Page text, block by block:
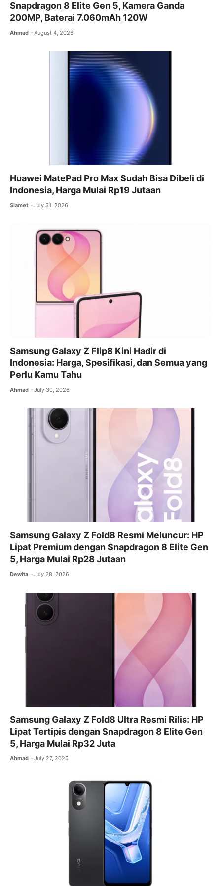
Snapdragon 8 Elite Gen 5, Kamera Ganda
200MP, Baterai 7.060mAh 120W
Ahmad August 4, 2026
Huawei MatePad Pro Max Sudah Bisa Dibeli di
Indonesia, Harga Mulai Rp19 Jutaan
Slamet July 31, 2026
Samsung Galaxy Z Flip8 Kini Hadir di
Indonesia: Harga, Spesifikasi, dan Semua yang
Perlu Kamu Tahu
Ahmad July 30, 2026
Samsung Galaxy Z Fold8 Resmi Meluncur: HP
Lipat Premium dengan Snapdragon 8 Elite Gen
5, Harga Mulai Rp28 Jutaan
Dewita July 28, 2026
Samsung Galaxy Z Fold8 Ultra Resmi Rilis: HP
Lipat Tertipis dengan Snapdragon 8 Elite Gen
5, Harga Mulai Rp32 Juta
Ahmad July 27, 2026